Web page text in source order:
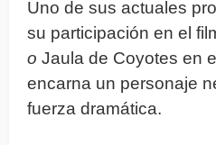
Uno de sus actuales
su participación en el
o Jaula de Coyotes en
encarna un personaje
fuerza dramática.